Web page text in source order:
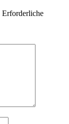
Erforderliche